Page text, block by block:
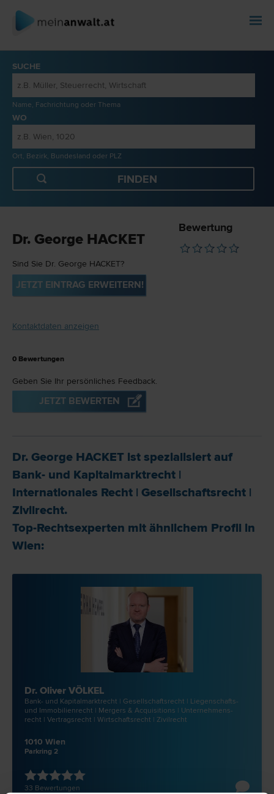
SUCHE
Name, Fachrichtung oder Thema
WO
Ort, Bezirk, Bundesland oder PLZ
Dr. George HACKET
Sind Sie Dr. George HACKET?
JETZT EINTRAG ERWEITERN!
Kontaktdaten anzeigen
Bewertung
0 Bewertungen
Geben Sie Ihr persönliches Feedback.
JETZT BEWERTEN
Dr. George HACKET ist spezialisiert auf
Bank- und Kapitalmarkt­recht |
Internationales Recht | Gesellschafts­recht |
Zivil­recht.
Top-Rechtsexperten mit ähnlichem Profil in
Wien:
Dr. Oliver VÖLKEL
Bank- und Kapitalmarkt­recht | Gesellschafts­recht | Liegenschafts-
und Immobilien­recht | Mergers & Acquisitions | Unternehmens­
recht | Vertrags­recht | Wirtschafts­recht | Zivil­recht
1010 Wien
Parkring 2
33 Bewertungen